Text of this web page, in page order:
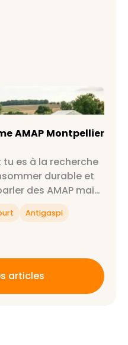
AMAP Montpellier
AMAP Montpellier
es à la recherche
durable et
des AMAP mais
ce que c'est ?
fait pour toi 😉
Antigaspi
articles